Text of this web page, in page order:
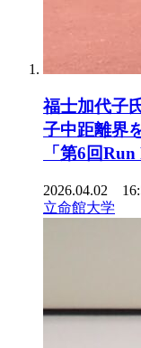
福士加代子
子中距離界
「第6回
2026.04.02
立命館大学